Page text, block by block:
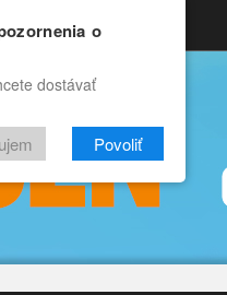
o
dostávať
Povoliť